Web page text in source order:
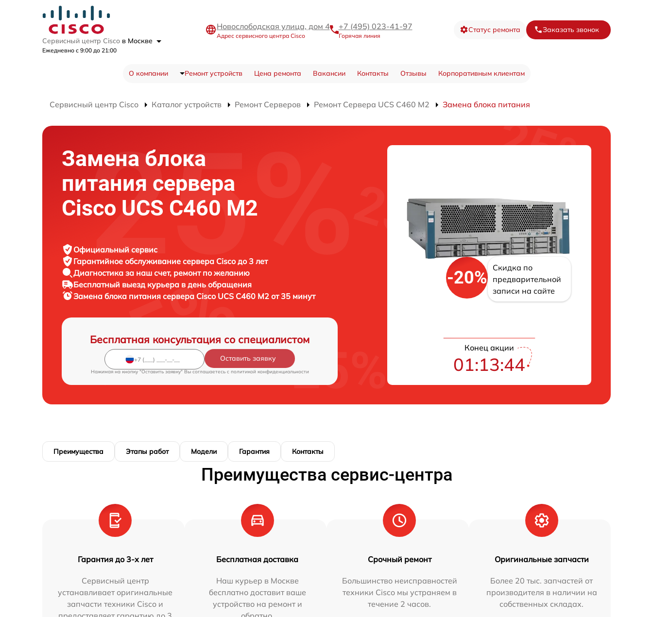
Сервисный центр Cisco в Москве
Ежедневно с 9:00 до 21:00
Новослободская улица, дом 4
Адрес сервисного центра Cisco
+7 (495) 023-41-97
Горячая линия
Статус ремонта Заказать звонок
О компании Ремонт устройств Цена ремонта Вакансии Контакты Отзывы Корпоративным клиентам
Сервисный центр Cisco Каталог устройств Ремонт Серверов Ремонт Сервера UCS C460 M2 Замена блока питания
Замена блока
питания сервера
Cisco UCS C460 M2
Официальный сервис
Гарантийное обслуживание сервера Cisco до 3 лет
Диагностика за наш счет, ремонт по желанию
Бесплатный выезд курьера в день обращения
Замена блока питания сервера Cisco UCS C460 M2 от 35 минут
Бесплатная консультация со специалистом
Оставить заявку
Нажимая на кнопку "Оставить заявку" Вы соглашаетесь c политикой конфиденциальности
-20%
Скидка по
предварительной
записи на сайте
Конец акции
01:13:43
Преимущества Этапы работ Модели Гарантия Контакты
Преимущества сервис-центра
Гарантия до 3-х лет
Сервисный центр
устанавливает оригинальные
запчасти техники Cisco и
Бесплатная доставка
Наш курьер в Москве
бесплатно доставит ваше
устройство на ремонт и
Срочный ремонт
Большинство неисправностей
техники Cisco мы устраняем в
течение 2 часов.
Оригинальные запчасти
Более 20 тыс. запчастей от
производителя в наличии на
собственных складах.